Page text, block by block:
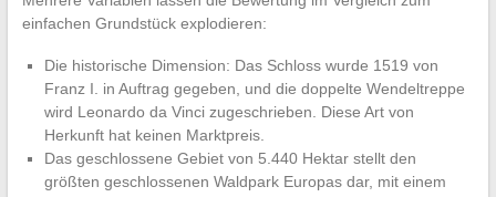
einfachen Grundstück explodieren:
Die historische Dimension: Das Schloss wurde 1519 von
Franz I. in Auftrag gegeben, und die doppelte Wendeltreppe
wird Leonardo da Vinci zugeschrieben. Diese Art von
Herkunft hat keinen Marktpreis.
Das geschlossene Gebiet von 5.440 Hektar stellt den
größten geschlossenen Waldpark Europas dar, mit einem